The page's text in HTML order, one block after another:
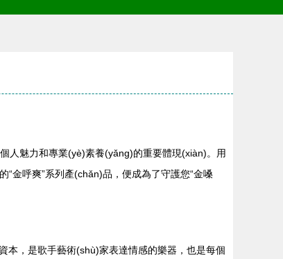
人魅力和專業(yè)素養(yǎng)的重要體現(xiàn)。用
金呼爽”系列產(chǎn)品，便成為了守護您“金嗓
本，是歌手藝術(shù)家表達情感的樂器，也是每個